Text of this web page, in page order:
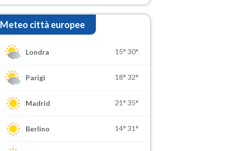
Meteo città europee
Londra 15° 30°
Parigi 18° 32°
Madrid 21° 35°
Berlino 14° 31°